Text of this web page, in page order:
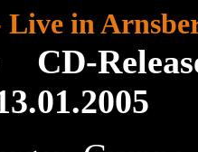
in